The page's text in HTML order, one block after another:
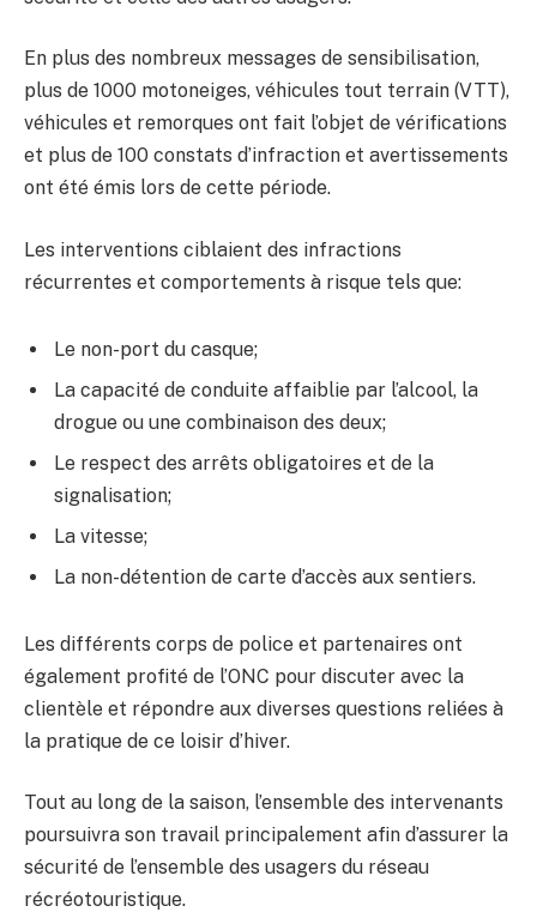
En plus des nombreux messages de sensibilisation,
plus de 1000 motoneiges, véhicules tout terrain (VTT),
véhicules et remorques ont fait l’objet de vérifications
et plus de 100 constats d’infraction et avertissements
ont été émis lors de cette période.
Les interventions ciblaient des infractions
récurrentes et comportements à risque tels que:
Le non-port du casque;
La capacité de conduite affaiblie par l’alcool, la
drogue ou une combinaison des deux;
Le respect des arrêts obligatoires et de la
signalisation;
La vitesse;
La non-détention de carte d’accès aux sentiers.
Les différents corps de police et partenaires ont
également profité de l’ONC pour discuter avec la
clientèle et répondre aux diverses questions reliées à
la pratique de ce loisir d’hiver.
Tout au long de la saison, l’ensemble des intervenants
poursuivra son travail principalement afin d’assurer la
sécurité de l’ensemble des usagers du réseau
récréotouristique.